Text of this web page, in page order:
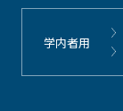
学内者用